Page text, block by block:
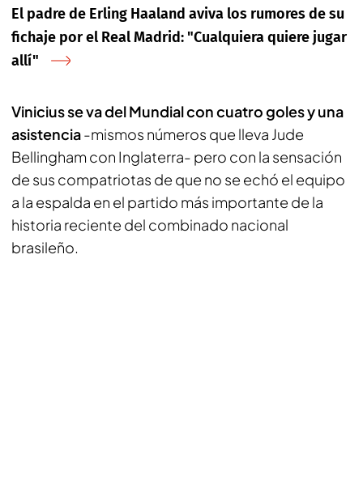
El padre de Erling Haaland aviva los rumores de su
fichaje por el Real Madrid: "Cualquiera quiere jugar
allí"
Vinicius se va del Mundial con cuatro goles y una
asistencia-mismos números que lleva Jude
Bellingham con Inglaterra- pero con la sensación
de sus compatriotas de que no se echó el equipo
a la espalda en el partido más importante de la
historia reciente del combinado nacional
brasileño.